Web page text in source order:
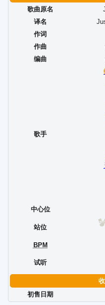
歌曲原名
译名
作词
作曲
编曲
歌手
中心位
站位
BPM
试听
初售日期